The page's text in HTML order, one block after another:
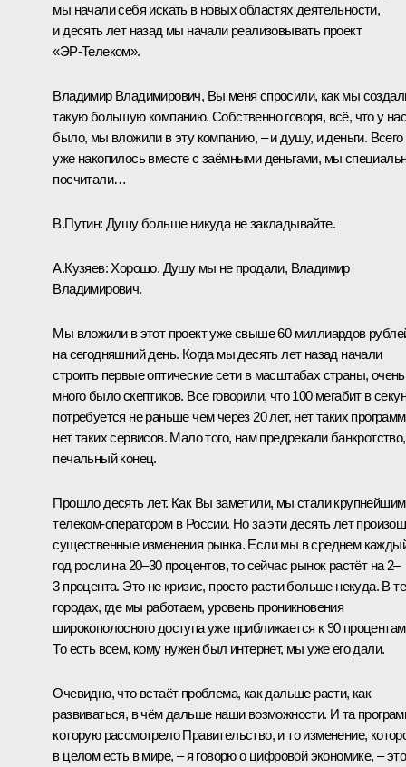
мы начали себя искать в новых областях деятельности,
и десять лет назад мы начали реализовывать проект
«ЭР‑Телеком».
Владимир Владимирович, Вы меня спросили, как мы
такую большую компанию. Собственно говоря, всё, что у
было, мы вложили в эту компанию, – и душу, и деньги. Всего
уже накопилось вместе с заёмными деньгами, мы
посчитали…
В.Путин: Душу больше никуда не закладывайте.
А.Кузяев: Хорошо. Душу мы не продали, Владимир
Владимирович.
Мы вложили в этот проект уже свыше 60 миллиардов
на сегодняшний день. Когда мы десять лет назад начали
строить первые оптические сети в масштабах страны, очень
много было скептиков. Все говорили, что 100 мегабит в
потребуется не раньше чем через 20 лет, нет таких
нет таких сервисов. Мало того, нам предрекали банкротство,
печальный конец.
Прошло десять лет. Как Вы заметили, мы стали крупнейшим
телеком-оператором в России. Но за эти десять лет
существенные изменения рынка. Если мы в среднем
год росли на 20–30 процентов, то сейчас рынок растёт на 2–
3 процента. Это не кризис, просто расти больше некуда. В
городах, где мы работаем, уровень проникновения
широкополосного доступа уже приближается к 90
То есть всем, кому нужен был интернет, мы уже его дали.
Очевидно, что встаёт проблема, как дальше расти, как
развиваться, в чём дальше наши возможности. И та
которую рассмотрело Правительство, и то изменение,
в целом есть в мире, – я говорю о цифровой экономике, – это